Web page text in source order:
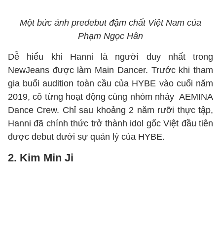
Một bức ảnh predebut đậm chất Việt Nam của
Phạm Ngọc Hân
Dễ hiểu khi Hanni là người duy nhất trong
NewJeans được làm Main Dancer. Trước khi tham
gia buổi audition toàn cầu của HYBE vào cuối năm
2019, cô từng hoạt động cùng nhóm nhảy AEMINA
Dance Crew. Chỉ sau khoảng 2 năm rưỡi thực tập,
Hanni đã chính thức trở thành idol gốc Việt đầu tiên
được debut dưới sự quản lý của HYBE.
2. Kim Min Ji